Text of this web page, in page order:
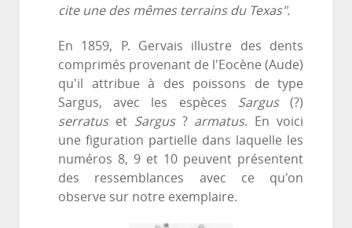
cite une des mêmes terrains du Texas".
En 1859, P. Gervais illustre des dents
comprimés provenant de l'Eocène (Aude)
qu'il attribue à des poissons de type
Sargus, avec les espèces Sargus(?)
serratus et Sargus ? armatus. En voici
une figuration partielle dans laquelle les
numéros 8, 9 et 10 peuvent présentent
des ressemblances avec ce qu'on
observe sur notre exemplaire.